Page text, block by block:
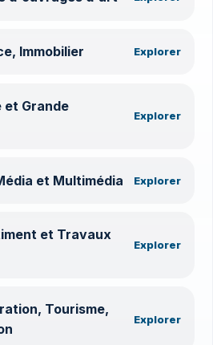
Immobilier Explorer
et Grande
Explorer
et Multimédia Explorer
et Travaux
Explorer
Tourisme,
Explorer